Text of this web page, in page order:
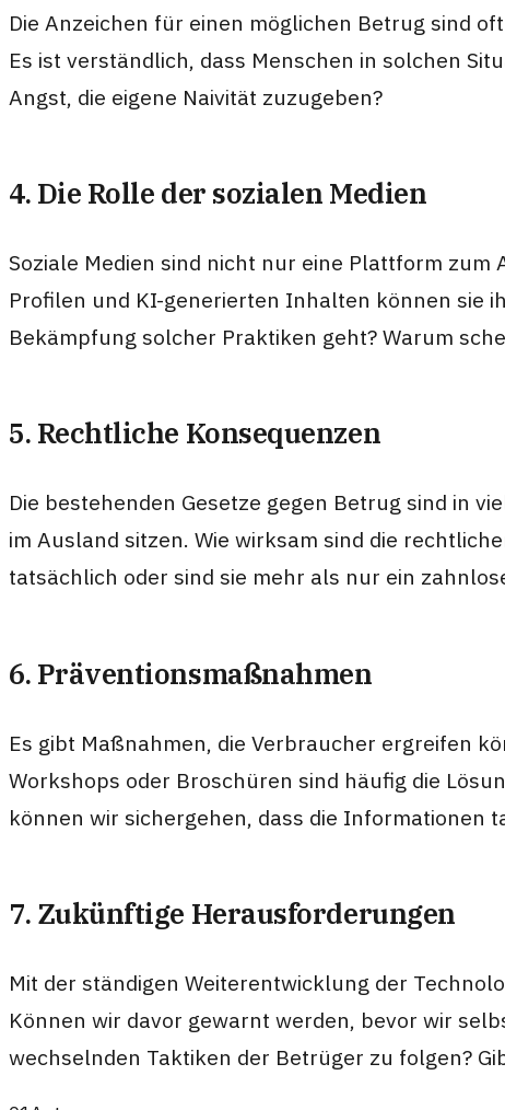
Die Anzeichen für einen möglichen Betrug sind
Es ist verständlich, dass Menschen in solchen
Angst, die eigene Naivität zuzugeben?
4. Die Rolle der sozialen Medien
Soziale Medien sind nicht nur eine Plattform
Profilen und KI-generierten Inhalten können sie
Bekämpfung solcher Praktiken geht? Warum
5. Rechtliche Konsequenzen
Die bestehenden Gesetze gegen Betrug sind in
im Ausland sitzen. Wie wirksam sind die
tatsächlich oder sind sie mehr als nur ein
6. Präventionsmaßnahmen
Es gibt Maßnahmen, die Verbraucher ergreifen
Workshops oder Broschüren sind häufig die
können wir sichergehen, dass die Informationen
7. Zukünftige Herausforderungen
Mit der ständigen Weiterentwicklung der
Können wir davor gewarnt werden, bevor wir
wechselnden Taktiken der Betrüger zu folgen?